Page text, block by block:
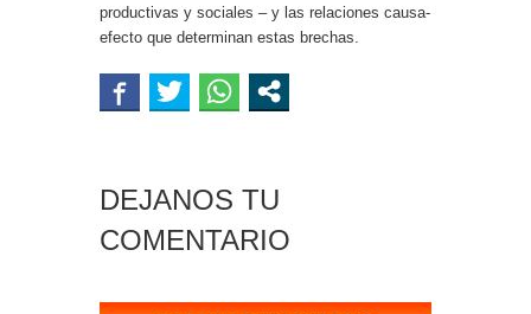
productivas y sociales – y las relaciones causa-
efecto que determinan estas brechas.
DEJANOS TU
COMENTARIO